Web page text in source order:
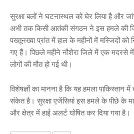
सुरक्षा बलों ने घटनास्थल को घेर लिया है और
अभी तक किसी आतंकी संगठन ने इस हमले की
पख्तूनख्वा प्रांत में हाल के महीनों में मस्जिदों
गए हैं। पिछले महीने नौशेरा जिले में एक मदरसे
लोगों की मौत हो गई थी।
विशेषज्ञों का मानना है कि यह हमला पाकिस्तान
संकेत है। सुरक्षा एजेंसियां इस हमले के पीछे के
और क्षेत्र में हाई अलर्ट घोषित कर दिया गया है।